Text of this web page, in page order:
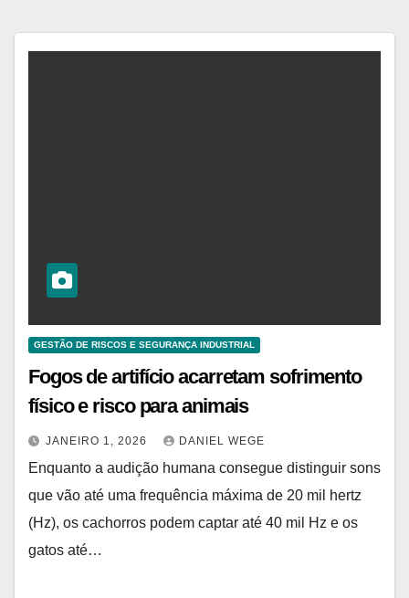
GESTÃO DE RISCOS E SEGURANÇA INDUSTRIAL
Fogos de artifício acarretam sofrimento
físico e risco para animais
JANEIRO 1, 2026 DANIEL WEGE
Enquanto a audição humana consegue distinguir sons
que vão até uma frequência máxima de 20 mil hertz
(Hz), os cachorros podem captar até 40 mil Hz e os
gatos até…